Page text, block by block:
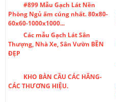
#899 Mẫu Gạch Lát Nền
Phòng Ngủ ấm cúng nhất. 80x80-
60x60-1000x1000...
Các mẫu Gạch Lát Sân
Thượng, Nhà Xe, Sân Vườn BỀN
ĐẸP
KHO BÀN CẦU CÁC HÃNG-
CÁC THƯƠNG HIỆU.